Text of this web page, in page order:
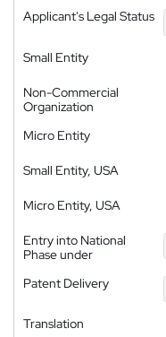
Applicant's Legal Status
Small Entity
Non-Commercial
Organization
Micro Entity
Small Entity, USA
Micro Entity, USA
Entry into National
Phase under
Patent Delivery
Translation